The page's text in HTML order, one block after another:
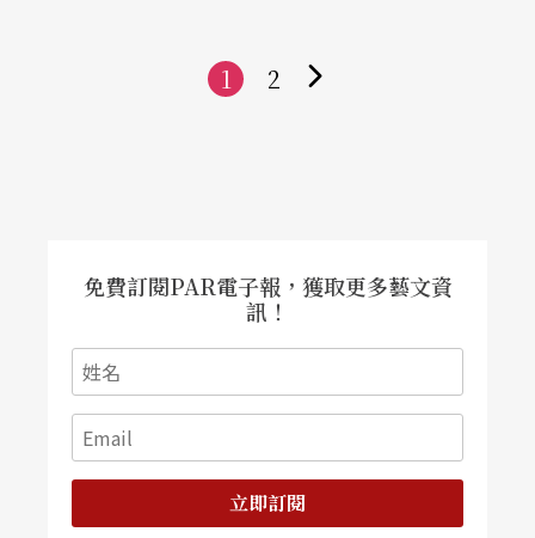
1 2
免費訂閱PAR電子報，獲取更多藝文資
訊！
立即訂閱